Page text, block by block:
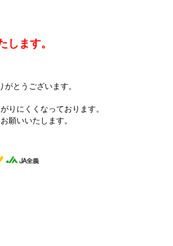
します。
とうございます。
りにくくなっております。
願いいたします。